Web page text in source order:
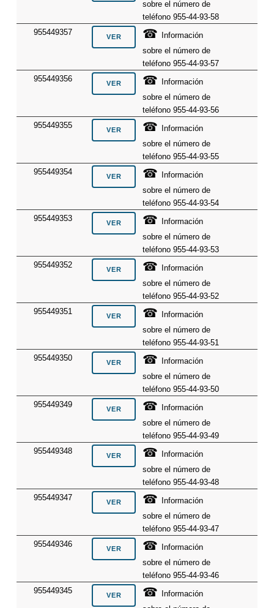
sobre el número de
teléfono 955-44-93-58
955449357
☎ Información
sobre el número de
teléfono 955-44-93-57
955449356
☎ Información
sobre el número de
teléfono 955-44-93-56
955449355
☎ Información
sobre el número de
teléfono 955-44-93-55
955449354
☎ Información
sobre el número de
teléfono 955-44-93-54
955449353
☎ Información
sobre el número de
teléfono 955-44-93-53
955449352
☎ Información
sobre el número de
teléfono 955-44-93-52
955449351
☎ Información
sobre el número de
teléfono 955-44-93-51
955449350
☎ Información
sobre el número de
teléfono 955-44-93-50
955449349
☎ Información
sobre el número de
teléfono 955-44-93-49
955449348
☎ Información
sobre el número de
teléfono 955-44-93-48
955449347
☎ Información
sobre el número de
teléfono 955-44-93-47
955449346
☎ Información
sobre el número de
teléfono 955-44-93-46
955449345
☎ Información